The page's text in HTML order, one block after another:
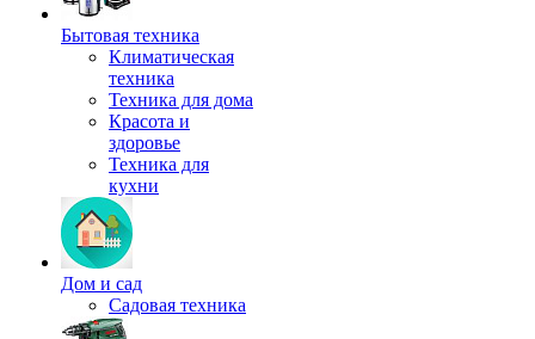
Бытовая техника
Климатическая
техника
Техника для дома
Красота и
здоровье
Техника для
кухни
Дом и сад
Садовая техника